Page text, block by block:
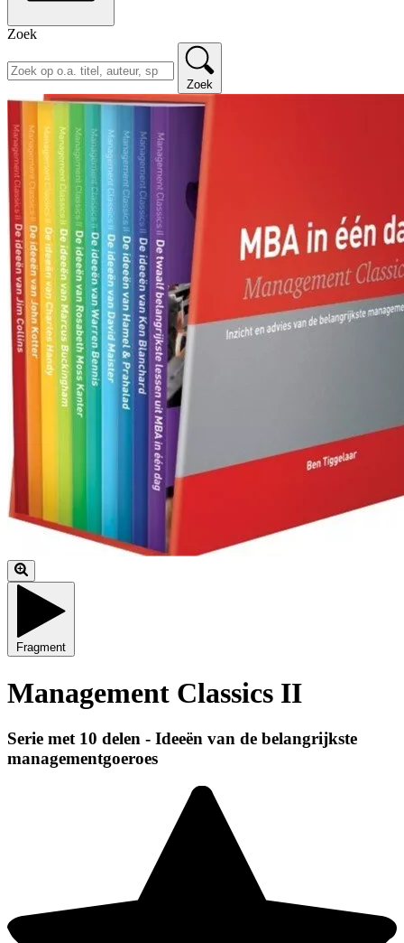
Zoek
Zoek
Fragment
Management Classics II
Serie met 10 delen - Ideeën van de belangrijkste
managementgoeroes